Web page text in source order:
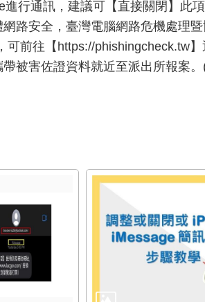
行通訊，建議可【直接關閉】此項
安全，臺灣電腦網路危機處理暨
可前往【https://phishingcheck.tw
被害佐證資料就近至派出所報案